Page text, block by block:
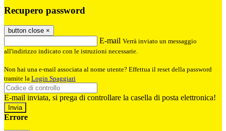
Recupero password
button close ×
E-mail Verrà inviato un messaggio
all'indirizzo indicato con le istruzioni necessarie.
Non hai una e-mail associata al nome utente? Effettua il reset della password
tramite la Login Spaggiari
E-mail inviata, si prega di controllare la casella di posta elettronica!
Errore